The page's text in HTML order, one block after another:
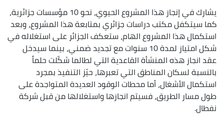
يشارك في إنجاز هذا المشروع الحيوي، نحو 10 مؤسسات جزائرية،
كما سيتكفل مكتب دراسات جزائري بمتابعة هذا المشروع، وبعد
استكمال هذا المشروع الهام، ستعكف الجزائر على استغلاله في
شكل امتياز لمدة 10 سنوات مع تجديد ضمني، بينما سيدخل
عقد انجاز هذه المنشأة القاعدية التي لطالما شكّلت حلماً
بالنسبة لسكان المناطق التي تعبرها، حيّز التنفيذ بمجرد
استكمال الأشغال، أما محطات الوقود العديدة المتواجدة على
طول مسار الطريق، فسيتم انجازها واستغلالها من قبل شركة
نفطال.